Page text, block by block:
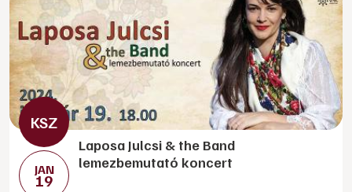
JAN
19
Laposa Julcsi & the Band
lemezbemutató koncert